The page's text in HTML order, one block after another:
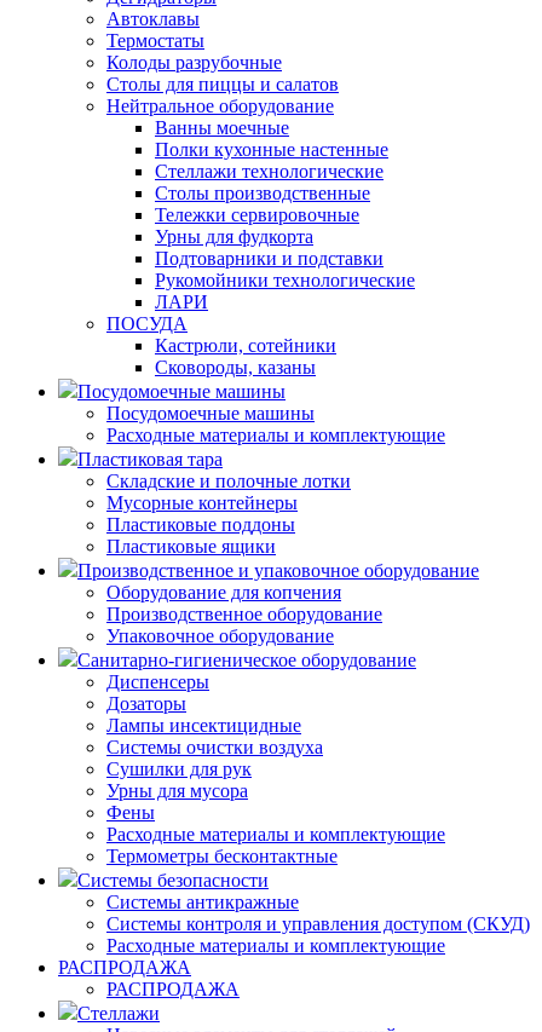
Автоклавы
Термостаты
Колоды разрубочные
Столы для пиццы и салатов
Нейтральное оборудование
Ванны моечные
Полки кухонные настенные
Стеллажи технологические
Столы производственные
Тележки сервировочные
Урны для фудкорта
Подтоварники и подставки
Рукомойники технологические
ЛАРИ
ПОСУДА
Кастрюли, сотейники
Сковороды, казаны
Посудомоечные машины
Посудомоечные машины
Расходные материалы и комплектующие
Пластиковая тара
Складские и полочные лотки
Мусорные контейнеры
Пластиковые поддоны
Пластиковые ящики
Производственное и упаковочное оборудование
Оборудование для копчения
Производственное оборудование
Упаковочное оборудование
Санитарно-гигиеническое оборудование
Диспенсеры
Дозаторы
Лампы инсектицидные
Системы очистки воздуха
Сушилки для рук
Урны для мусора
Фены
Расходные материалы и комплектующие
Термометры бесконтактные
Системы безопасности
Системы антикражные
Системы контроля и управления доступом (СКУД)
Расходные материалы и комплектующие
РАСПРОДАЖА
РАСПРОДАЖА
Стеллажи